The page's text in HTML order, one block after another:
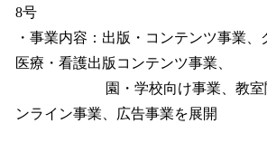
8号
・事業内容：出版・コンテンツ事業、
医療・看護出版コンテンツ事業、
園・学校向け事業、教室関
ンライン事業、広告事業を展開